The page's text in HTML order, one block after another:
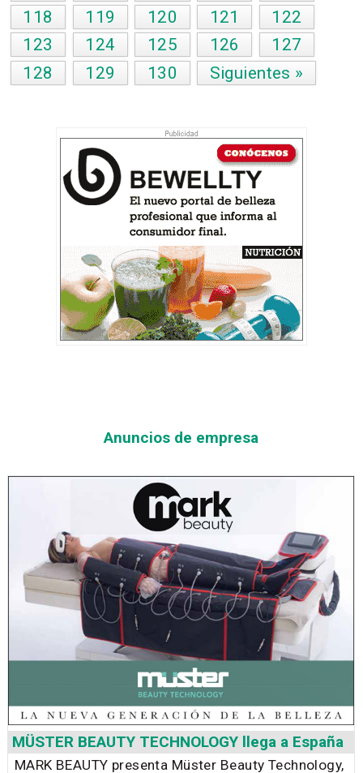
118
119 120 121
122
123
124 125 126
127
128
129 130 Siguientes »
Anuncios de empresa
MÜSTER BEAUTY TECHNOLOGY llega a España
MARK BEAUTY presenta Müster Beauty Technology,